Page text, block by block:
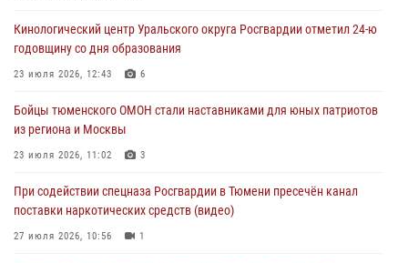
труженицу тыла из Тюмени
04 августа 2026, 11:07
условиях в Тюменской области (видео)
04 августа 2026, 06:28
Кинологический центр Уральского округа Росгвардии отметил 24-ю
годовщину со дня образования
23 июля 2026, 12:43 6
Бойцы тюменского ОМОН стали наставниками для юных патриотов
из региона и Москвы
23 июля 2026, 11:02 3
При содействии спецназа Росгвардии в Тюмени пресечён канал
поставки наркотических средств (видео)
27 июля 2026, 10:56 1